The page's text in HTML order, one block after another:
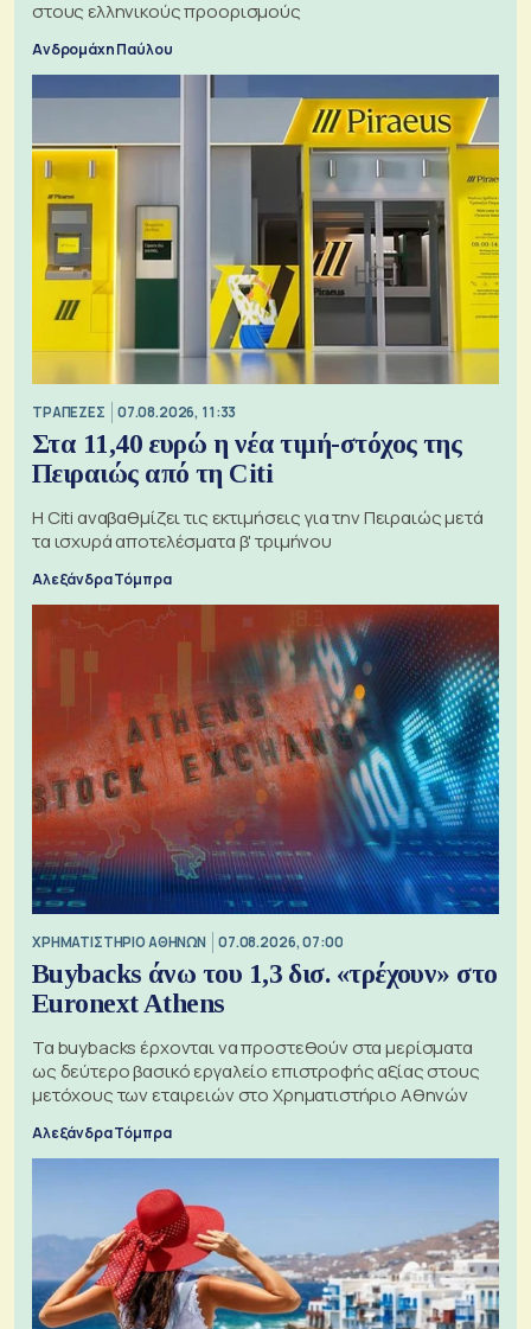
στους ελληνικούς προορισμούς
Ανδρομάχη Παύλου
ΤΡΑΠΕΖΕΣ 07.08.2026, 11:33
Στα 11,40 ευρώ η νέα τιμή-στόχος της
Πειραιώς από τη Citi
Η Citi αναβαθμίζει τις εκτιμήσεις για την Πειραιώς μετά
τα ισχυρά αποτελέσματα β' τριμήνου
Αλεξάνδρα Τόμπρα
XΡΗΜΑΤΙΣΤΗΡΙΟ ΑΘΗΝΩΝ 07.08.2026, 07:00
Buybacks άνω του 1,3 δισ. «τρέχουν» στο
Euronext Athens
Τα buybacks έρχονται να προστεθούν στα μερίσματα
ως δεύτερο βασικό εργαλείο επιστροφής αξίας στους
μετόχους των εταιρειών στο Χρηματιστήριο Αθηνών
Αλεξάνδρα Τόμπρα